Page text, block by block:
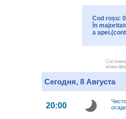
Cod roșu:
în
a
Сегодня, 8 Августа
20:00